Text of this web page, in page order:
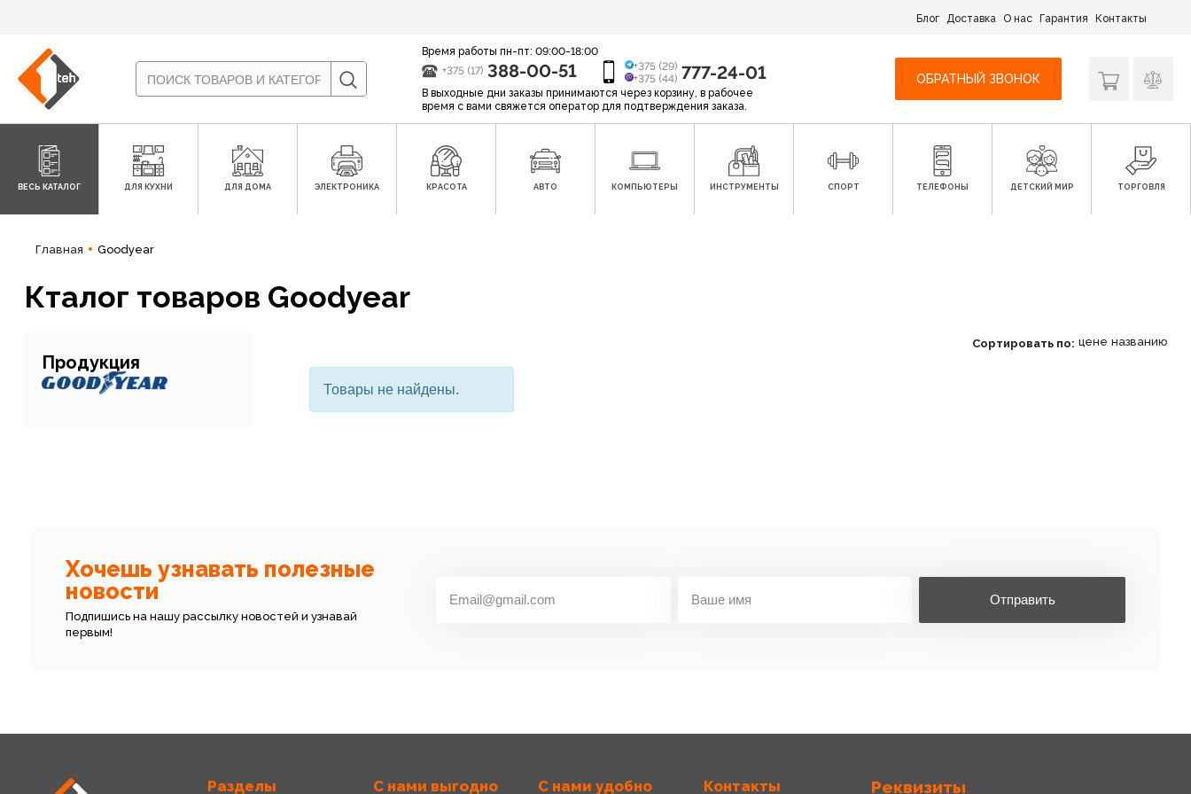
Блог Доставка О нас Гарантия Контакты
Время работы пн-пт: 09:00-18:00
+375 (17) 388-00-51
+375 (29)
+375 (44) 777-24-01
В выходные дни заказы принимаются через корзину, в рабочее
время с вами свяжется оператор для подтверждения заказа.
ОБРАТНЫЙ ЗВОНОК
ВЕСЬ КАТАЛОГ ДЛЯ КУХНИ ДЛЯ ДОМА ЭЛЕКТРОНИКА КРАСОТА АВТО КОМПЬЮТЕРЫ ИНСТРУМЕНТЫ СПОРТ ТЕЛЕФОНЫ ДЕТСКИЙ МИР ТОРГОВЛЯ
Главная Goodyear
Кталог товаров Goodyear
Продукция
Сортировать по: цене названию
Товары не найдены.
Хочешь узнавать полезные
новости
Подпишись на нашу рассылку новостей и узнавай
первым!
Отправить
Разделы С нами выгодно С нами удобно Контакты Реквизиты